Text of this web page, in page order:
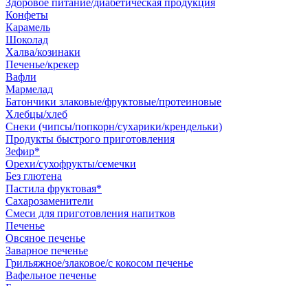
Здоровое питание/диабетическая продукция
Конфеты
Карамель
Шоколад
Халва/козинаки
Печенье/крекер
Вафли
Мармелад
Батончики злаковые/фруктовые/протеиновые
Хлебцы/хлеб
Снеки (чипсы/попкорн/сухарики/крендельки)
Продукты быстрого приготовления
Зефир*
Орехи/сухофрукты/семечки
Без глютена
Пастила фруктовая*
Сахарозаменители
Смеси для приготовления напитков
Печенье
Овсяное печенье
Заварное печенье
Грильяжное/злаковое/с кокосом печенье
Вафельное печенье